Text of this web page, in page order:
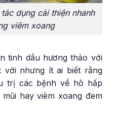
dụng cải thiện nhanh
viêm xoang
tinh dầu hương thảo với
vời nhưng ít ai biết rằng
trị các bệnh về hô hấp
hay viêm xoang đem